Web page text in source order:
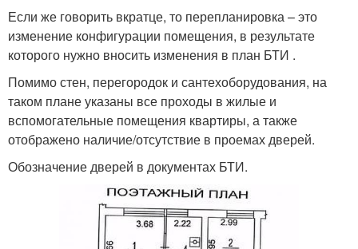
Если же говорить вкратце, то перепланировка – это
изменение конфигурации помещения, в результате
которого нужно вносить изменения в план БТИ .
Помимо стен, перегородок и сантехоборудования, на
таком плане указаны все проходы в жилые и
вспомогательные помещения квартиры, а также
отображено наличие/отсутствие в проемах дверей.
Обозначение дверей в документах БТИ.